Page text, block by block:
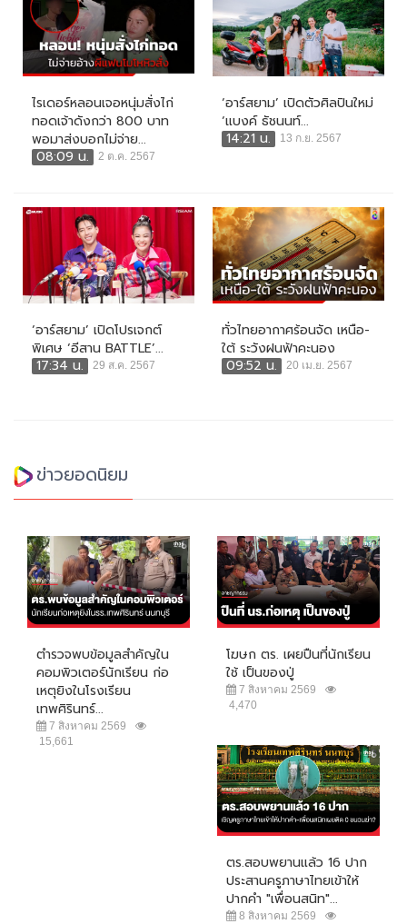
ไรเดอร์หลอนเจอหนุ่มสั่งไก่
ทอดเจ้าดังกว่า 800 บาท
พอมาส่งบอกไม่จ่าย...
08:09 น.
2 ต.ค. 2567
‘อาร์สยาม’ เปิดตัวศิลปินใหม่
‘แบงค์ ธัชนนท์...
14:21 น.
13 ก.ย. 2567
‘อาร์สยาม’ เปิดโปรเจกต์
พิเศษ ‘อีสาน BATTLE’...
17:34 น.
29 ส.ค. 2567
ทั่วไทยอากาศร้อนจัด เหนือ-
ใต้ ระวังฝนฟ้าคะนอง
09:52 น.
20 เม.ย. 2567
ข่าวยอดนิยม
ตำรวจพบข้อมูลสำคัญใน
คอมพิวเตอร์นักเรียน ก่อ
เหตุยิงในโรงเรียน
เทพศิรินทร์...
7 สิงหาคม 2569
15,661
โฆษก ตร. เผยปืนที่นักเรียน
ใช้ เป็นของปู่
7 สิงหาคม 2569
4,470
ตร.สอบพยานแล้ว 16 ปาก
ประสานครูภาษาไทยเข้าให้
ปากคำ "เพื่อนสนิท"...
8 สิงหาคม 2569